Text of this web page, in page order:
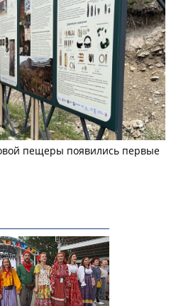
пещеры появились первые